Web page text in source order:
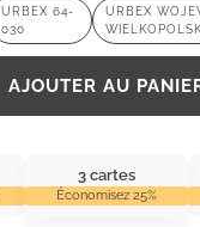
URBEX 64-
030
URBEX
AJOUTER AU
3 cartes
Économisez 25%